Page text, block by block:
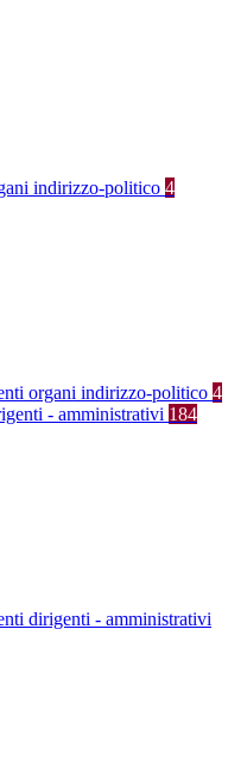
indirizzo-politico 4
organi indirizzo-politico 4
- amministrativi 184
dirigenti - amministrativi